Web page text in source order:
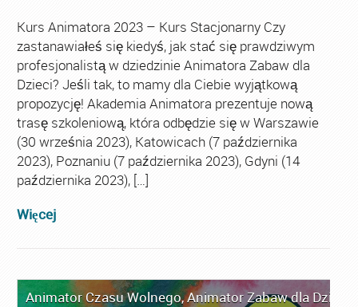
Kurs Animatora 2023 – Kurs Stacjonarny Czy
zastanawiałeś się kiedyś, jak stać się prawdziwym
profesjonalistą w dziedzinie Animatora Zabaw dla
Dzieci? Jeśli tak, to mamy dla Ciebie wyjątkową
propozycję! Akademia Animatora prezentuje nową
trasę szkoleniową, która odbędzie się w Warszawie
(30 września 2023), Katowicach (7 października
2023), Poznaniu (7 października 2023), Gdyni (14
października 2023), […]
Więcej
Animator Czasu Wolnego,Animator Zabaw dla Dzieci